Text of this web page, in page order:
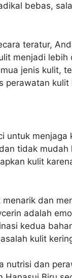
bebas,
teratur,
menjadi lebih
jenis kulit,
perawatan kulit
untuk
tidak mudah
kulit
dan
adalah
kedua
kulit
nutrisi dan